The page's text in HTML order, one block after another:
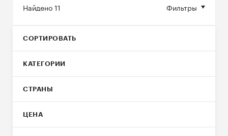
Фильтры
Найдено11
СОРТИРОВАТЬ
КАТЕГОРИИ
СТРАНЫ
ЦЕНА